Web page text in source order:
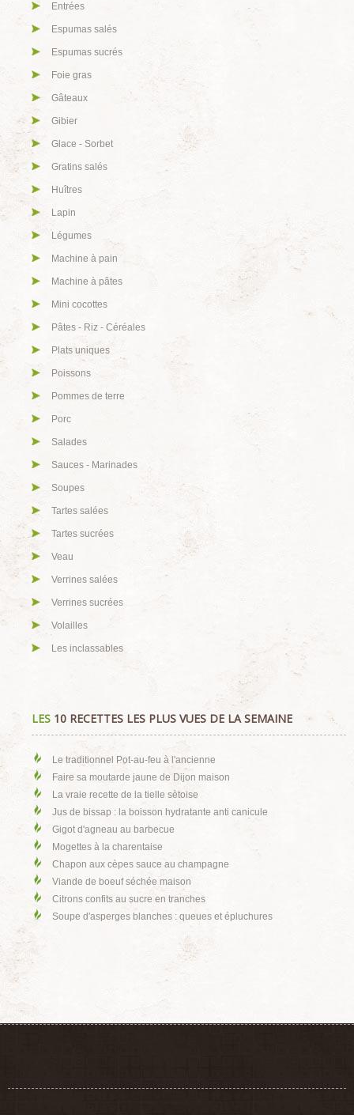
Entrées
Espumas salés
Espumas sucrés
Foie gras
Gâteaux
Gibier
Glace - Sorbet
Gratins salés
Huîtres
Lapin
Légumes
Machine à pain
Machine à pâtes
Mini cocottes
Pâtes - Riz - Céréales
Plats uniques
Poissons
Pommes de terre
Porc
Salades
Sauces - Marinades
Soupes
Tartes salées
Tartes sucrées
Veau
Verrines salées
Verrines sucrées
Volailles
Les inclassables
LES 10 RECETTES LES PLUS VUES DE LA SEMAINE
Le traditionnel Pot-au-feu à l'ancienne
Faire sa moutarde jaune de Dijon maison
La vraie recette de la tielle sètoise
Jus de bissap : la boisson hydratante anti canicule
Gigot d'agneau au barbecue
Mogettes à la charentaise
Chapon aux cèpes sauce au champagne
Viande de boeuf séchée maison
Citrons confits au sucre en tranches
Soupe d'asperges blanches : queues et épluchures